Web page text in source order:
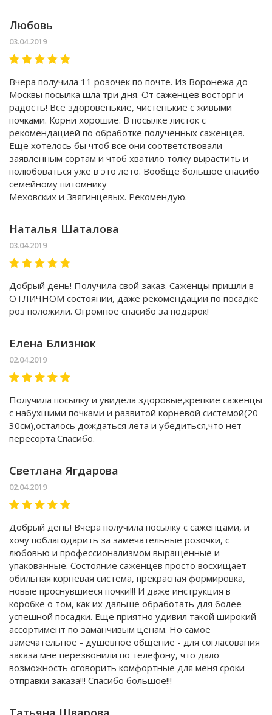
Любовь
03.04.2019
Вчера получила 11 розочек по почте. Из Воронежа до
Москвы посылка шла три дня. От саженцев восторг и
радость! Все здоровенькие, чистенькие с живыми
почками. Корни хорошие. В посылке листок с
рекомендацией по обработке полученных саженцев.
Еще хотелось бы чтоб все они соответствовали
заявленным сортам и чтоб хватило толку вырастить и
полюбоваться уже в это лето. Вообще большое спасибо
семейному питомнику
Меховских и Звягинцевых. Рекомендую.
Наталья Шаталова
03.04.2019
Добрый день! Получила свой заказ. Саженцы пришли в
ОТЛИЧНОМ состоянии, даже рекомендации по посадке
роз положили. Огромное спасибо за подарок!
Елена Близнюк
02.04.2019
Получила посылку и увидела здоровые,крепкие саженцы
с набухшими почками и развитой корневой системой(20-
30см),осталось дождаться лета и убедиться,что нет
пересорта.Спасибо.
Светлана Ягдарова
02.04.2019
Добрый день! Вчера получила посылку с саженцами, и
хочу поблагодарить за замечательные розочки, с
любовью и профессионализмом выращенные и
упакованные. Состояние саженцев просто восхищает -
обильная корневая система, прекрасная формировка,
новые проснувшиеся почки!!! И даже инструкция в
коробке о том, как их дальше обработать для более
успешной посадки. Еще приятно удивил такой широкий
ассортимент по заманчивым ценам. Но самое
замечательное - душевное общение - для согласования
заказа мне перезвонили по телефону, что дало
возможность оговорить комфортные для меня сроки
отправки заказа!!! Спасибо большое!!!